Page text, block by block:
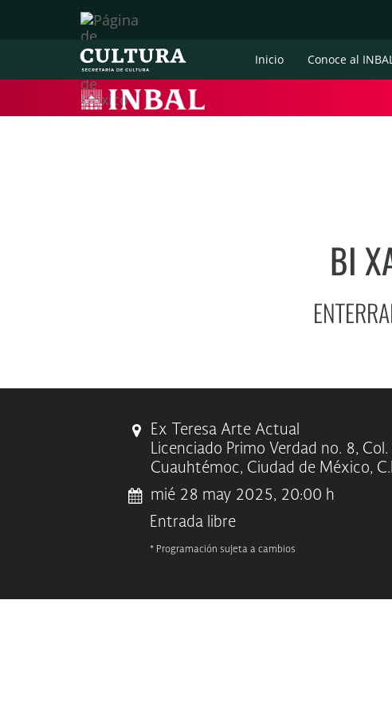
Inicio Conoce al
BI
Ex Teresa Arte Actual
Licenciado Primo Verdad no. 8,
Cuauhtémoc, Ciudad de México,
mié 28 may 2025, 20:00 h
Entrada libre
* Programación sujeta a cambios